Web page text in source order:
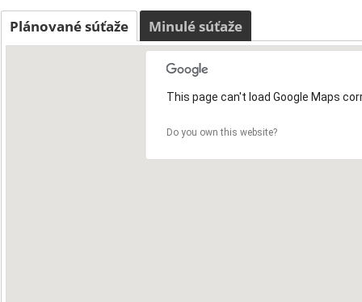
Plánované súťaže Minulé súťaže
This page can't load Google Maps
Do you own this website?